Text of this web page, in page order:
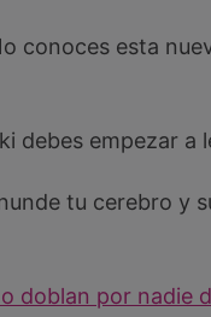
conoces esta
debes empezar
tu cerebro y
doblan por nadie